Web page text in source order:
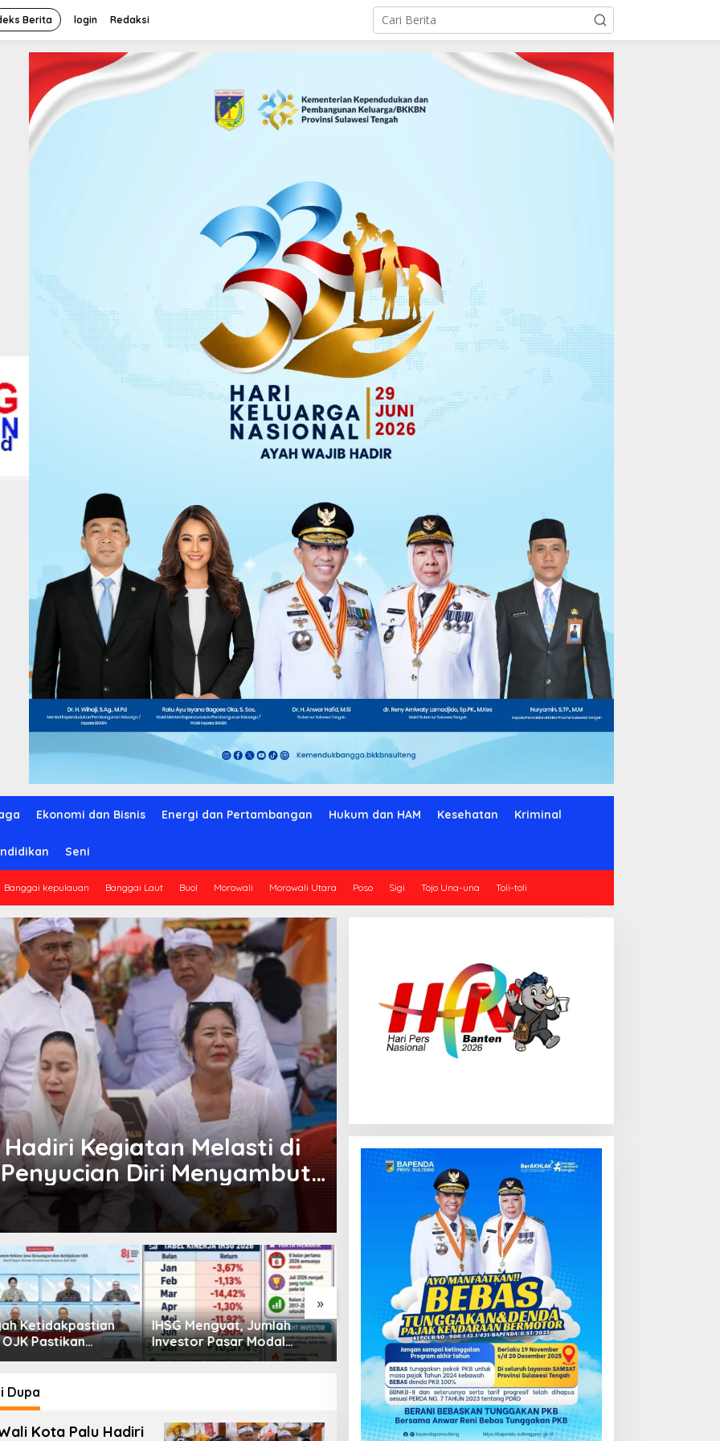
Berita login Redaksi
Ekonomi dan Bisnis Energi dan Pertambangan Hukum dan HAM Kesehatan Kriminal
Seni
Banggai kepulauan Banggai Laut Buol Morowali Morowali Utara Poso Sigi Tojo Una-una Toli-toli
Kegiatan Melasti di
Diri Menyambut
»
Jumlah
Pasar Modal
Pembiayaan Tumbuh
Positif, Ini Kondisi Terkini
Sektor PVML hingga Juni
Kondisi Perkembangan
Sektor Asuransi,
Penjaminan dan Dana
Pensiun Juni 2026
Kredit Perbankan Tumbuh
12,67 Persen, Kualitas Aset
dan Ketahanan Modal
Tetap Kokoh Juni 2026
Dupa
Kota Palu Hadiri